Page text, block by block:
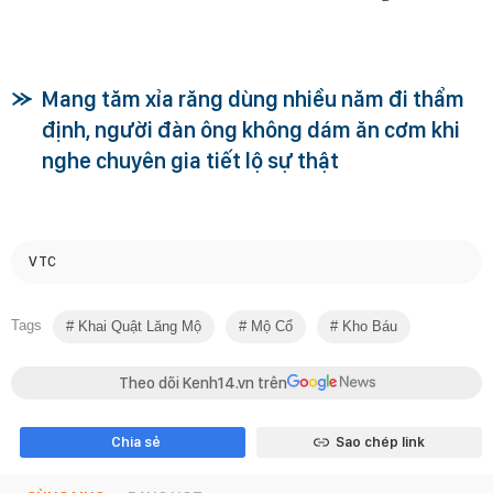
Mang tăm xỉa răng dùng nhiều năm đi thẩm
định, người đàn ông không dám ăn cơm khi
nghe chuyên gia tiết lộ sự thật
VTC
Tags Khai Quật Lăng Mộ Mộ Cổ Kho Báu
Theo dõi Kenh14.vn trên
Chia sẻ Sao chép link